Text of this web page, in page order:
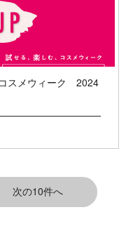
コスメウィーク 2024